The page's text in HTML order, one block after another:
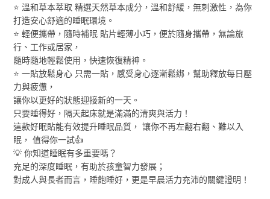
⭐️ 溫和草本萃取 精選天然草本成分，溫和舒緩，無刺激性，為你
打造安心舒適的睡眠環境。
⭐️ 輕便攜帶，隨時補眠 貼片輕薄小巧，便於隨身攜帶，無論旅
行、工作或居家，
隨時隨地輕鬆使用，快速恢復精神。
⭐️ 一貼放鬆身心 只需一貼，感受身心逐漸鬆綁，幫助釋放每日壓
力與疲憊，
讓你以更好的狀態迎接新的一天。
只要睡得好，隔天起床就是滿滿的清爽與活力！
這款好眠貼能有效提升睡眠品質， 讓你不再左翻右翻、難以入
眠， 值得你一試👍
💡 你知道睡眠有多重要嗎？
充足的深度睡眠，有助於孩童智力發展；
對成人與長者而言，睡飽睡好，更是早晨活力充沛的關鍵證明！